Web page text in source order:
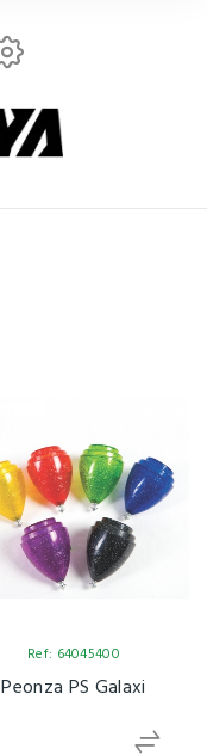
Ref: 64045400
Peonza PS Galaxi